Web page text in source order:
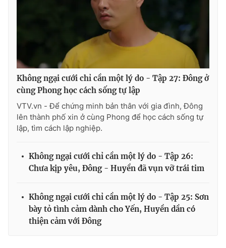
Không ngại cưới chỉ cần một lý do - Tập 27: Đông ở
cùng Phong học cách sống tự lập
VTV.vn - Để chứng minh bản thân với gia đình, Đông
lên thành phố xin ở cùng Phong để học cách sống tự
lập, tìm cách lập nghiệp.
Không ngại cưới chỉ cần một lý do - Tập 26:
Chưa kịp yêu, Đông - Huyền đã vụn vỡ trái tim
Không ngại cưới chỉ cần một lý do - Tập 25: Sơn
bày tỏ tình cảm dành cho Yến, Huyền dần có
thiện cảm với Đông